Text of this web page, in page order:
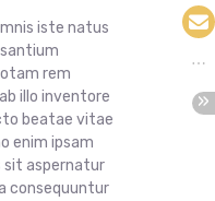
iste natus
rem
illo inventore
beatae vitae
enim ipsam
aspernatur
consequuntur